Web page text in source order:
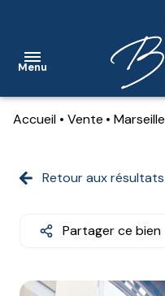
Menu
nos
Accueil Vente Marseille
Retour aux résultats
Partager ce bien